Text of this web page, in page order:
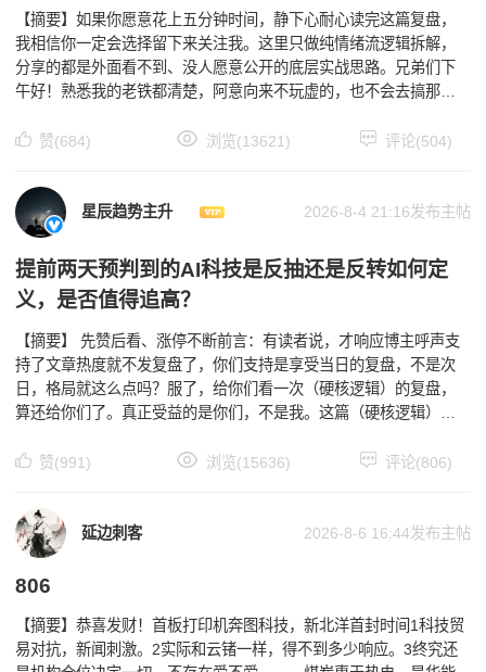
【摘要】如果你愿意花上五分钟时间，静下心耐心读完这篇复盘，
我相信你一定会选择留下来关注我。这里只做纯情绪流逻辑拆解，
分享的都是外面看不到、没人愿意公开的底层实战思路。兄弟们下
午好！熟悉我的老铁都清楚，阿意向来不玩虚的，也不会去搞那些
赞(684)
浏览(13621) 评论(504)
星辰趋势主升 2026-8-4 21:16发布主帖
提前两天预判到的AI科技是反抽还是反转如何定
义，是否值得追高？
【摘要】 先赞后看、涨停不断前言：有读者说，才响应博主呼声支
持了文章热度就不发复盘了，你们支持是享受当日的复盘，不是次
日，格局就这么点吗？服了，给你们看一次（硬核逻辑）的复盘，
算还给你们了。真正受益的是你们，不是我。这篇（硬核逻辑）复
赞(991)
浏览(15636) 评论(806)
延边刺客 2026-8-6 16:44发布主帖
806
【摘要】恭喜发财！首板打印机奔图科技，新北洋首封时间1科技贸
易对抗，新闻刺激。2实际和云锗一样，得不到多少响应。3终究还